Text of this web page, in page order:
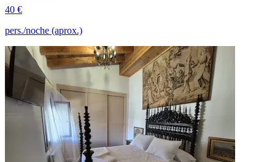
40 €
pers./noche (aprox.)